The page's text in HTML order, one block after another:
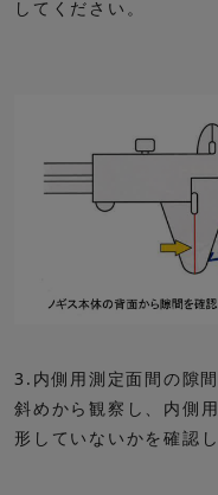
してください。
3.内側用測定面間の隙間
斜めから観察し、内側
形していないかを確認し